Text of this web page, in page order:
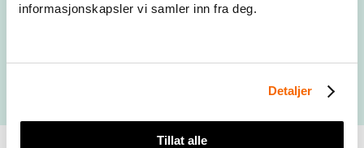
informasjonskapsler vi samler inn fra deg.
Detaljer
Tillat alle